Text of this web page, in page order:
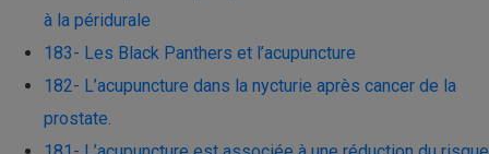
à la péridurale
183- Les Black Panthers et l’acupuncture
182- L’acupuncture dans la nycturie après cancer de la
prostate.